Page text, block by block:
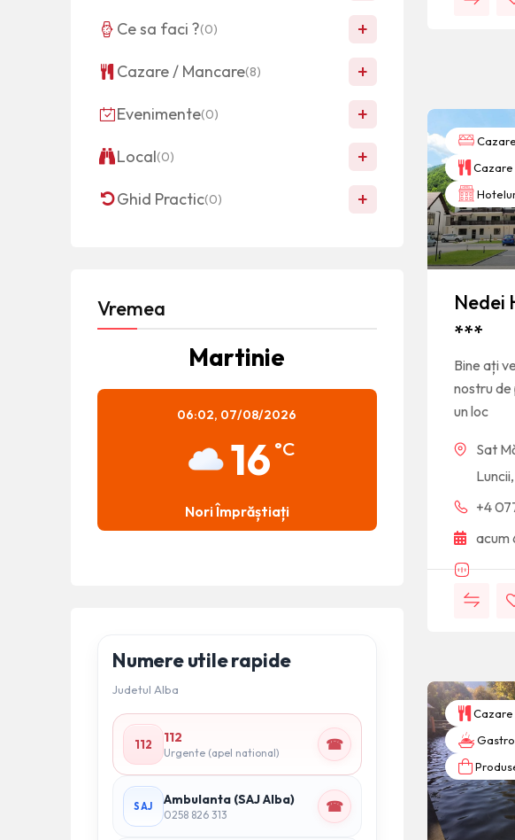
Cazare
Nedei
***
Bine ați
nostru de
un loc
Sat
+4
acum
Ce sa faci ?(0) +
Cazare / Mancare(8) +
Evenimente(0) +
Local(0) +
Ghid Practic(0) +
Vremea
Martinie
06:02, 07/08/2026
16 °C
Nori Împrăștiați
Numere utile rapide
Judetul Alba
112 112
Urgente (apel national) ☎
SAJ Ambulanta (SAJ Alba)
0258 826 313 ☎